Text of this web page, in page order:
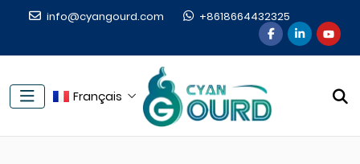
info@cyangourd.com +8618664432325
Français